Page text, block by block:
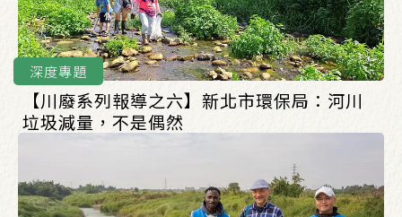
深度專題
【川廢系列報導之六】新北市環保局：河川
垃圾減量，不是偶然